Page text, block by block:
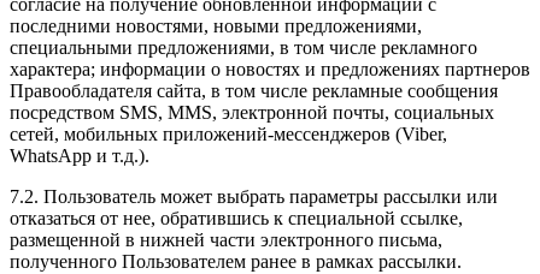
согласие на получение обновленной информации с
последними новостями, новыми предложениями,
специальными предложениями, в том числе рекламного
характера; информации о новостях и предложениях партнеров
Правообладателя сайта, в том числе рекламные сообщения
посредством SMS, MMS, электронной почты, социальных
сетей, мобильных приложений-мессенджеров (Viber,
WhatsApp и т.д.).
7.2. Пользователь может выбрать параметры рассылки или
отказаться от нее, обратившись к специальной ссылке,
размещенной в нижней части электронного письма,
полученного Пользователем ранее в рамках рассылки.